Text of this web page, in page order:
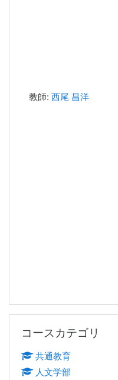
教師: 西尾 昌洋
コースカテゴリ
共通教育
人文学部